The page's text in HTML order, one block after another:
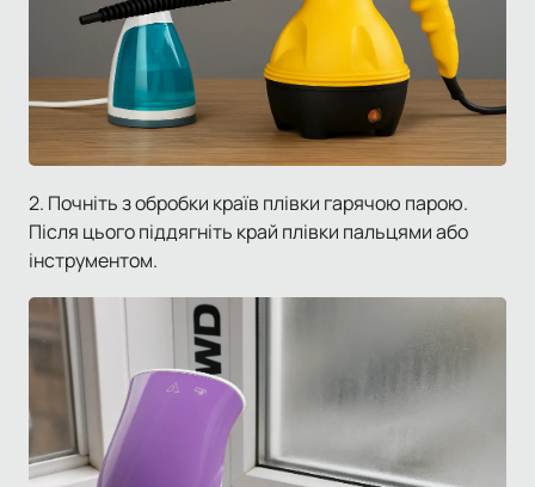
2. Почніть з обробки країв плівки гарячою парою.
Після цього піддягніть край плівки пальцями або
інструментом.